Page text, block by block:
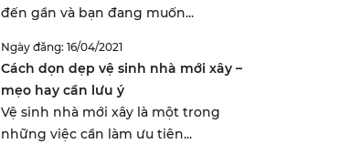
đến gần và bạn đang muốn...
Ngày đăng: 16/04/2021
Cách dọn dẹp vệ sinh nhà mới xây –
mẹo hay cần lưu ý
Vệ sinh nhà mới xây là một trong
những việc cần làm ưu tiên...